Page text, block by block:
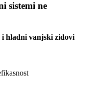
sistemi ne
i hladni vanjski zidovi